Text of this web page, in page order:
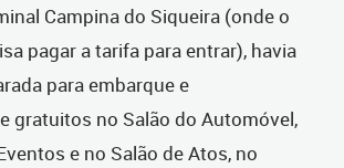
Campina do Siqueira (onde o
pagar a tarifa para entrar), havia
para embarque e
gratuitos no Salão do Automóvel,
e no Salão de Atos, no